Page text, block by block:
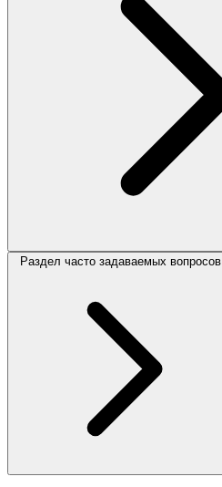
Раздел часто задаваемых вопросов